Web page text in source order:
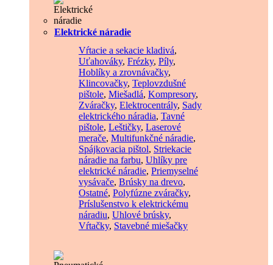
Elektrické náradie
Vŕtacie a sekacie kladivá,
Uťahováky, Frézky, Píly,
Hoblíky a zrovnávačky,
Klincovačky, Teplovzdušné
pištole, Miešadlá, Kompresory,
Zváračky, Elektrocentrály, Sady
elektrického náradia, Tavné
pištole, Leštičky, Laserové
merače, Multifunkčné náradie,
Spájkovacia pištol, Striekacie
náradie na farbu, Uhlíky pre
elektrické náradie, Priemyselné
vysávače, Brúsky na drevo,
Ostatné, Polyfúzne zváračky,
Príslušenstvo k elektrickému
náradiu, Uhlové brúsky,
Vŕtačky, Stavebné miešačky